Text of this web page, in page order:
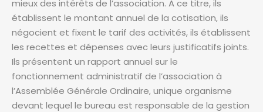
mieux des intérêts de l’association. A ce titre, ils
établissent le montant annuel de la cotisation, ils
négocient et fixent le tarif des activités, ils établissent
les recettes et dépenses avec leurs justificatifs joints.
Ils présentent un rapport annuel sur le
fonctionnement administratif de l’association à
l’Assemblée Générale Ordinaire, unique organisme
devant lequel le bureau est responsable de la gestion